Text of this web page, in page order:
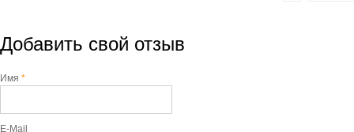
Добавить свой отзыв
Имя *
E-Mail